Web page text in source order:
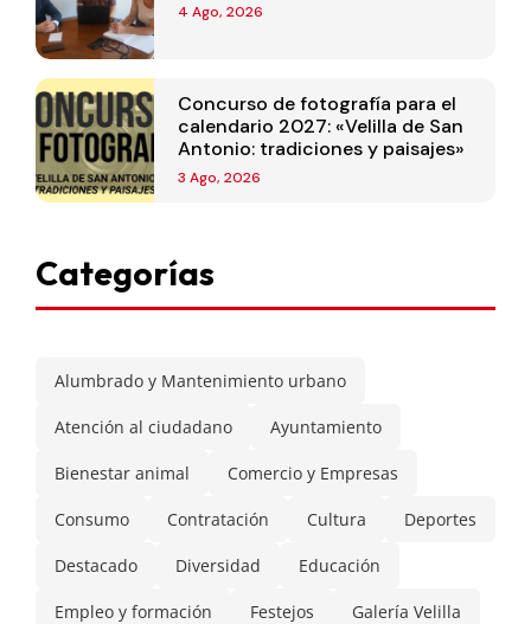
4 Ago, 2026
Concurso de fotografía para el
calendario 2027: «Velilla de San
Antonio: tradiciones y paisajes»
3 Ago, 2026
Categorías
Alumbrado y Mantenimiento urbano
Atención al ciudadano Ayuntamiento
Bienestar animal Comercio y Empresas
Consumo Contratación Cultura Deportes
Destacado Diversidad Educación
Empleo y formación Festejos Galería Velilla